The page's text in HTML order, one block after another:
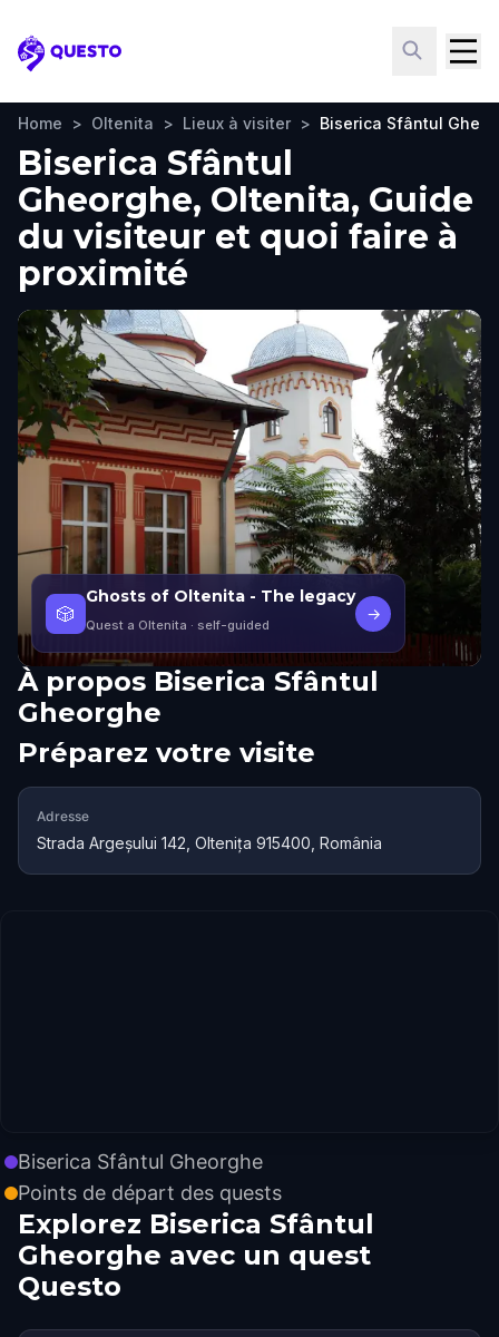
Questo
Home > Oltenita > Lieux à visiter > Biserica Sfântul
Biserica Sfântul
Gheorghe, Oltenita, Guide
du visiteur et quoi faire à
proximité
🎲
Ghosts of Oltenita - The legacy
Quest a Oltenita · self-guided
→
À propos Biserica Sfântul
Gheorghe
Préparez votre visite
Adresse
Strada Argeșului 142, Oltenița 915400, România
Biserica Sfântul Gheorghe
Points de départ des quests
Explorez Biserica Sfântul
Gheorghe avec un quest
Questo